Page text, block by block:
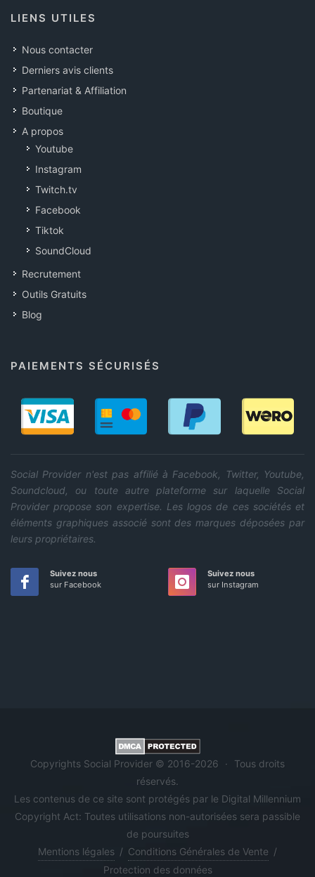
LIENS UTILES
Nous contacter
Derniers avis clients
Partenariat & Affiliation
Boutique
A propos
Youtube
Instagram
Twitch.tv
Facebook
Tiktok
SoundCloud
Recrutement
Outils Gratuits
Blog
PAIEMENTS SÉCURISÉS
Social Provider n'est pas affilié à Facebook, Twitter, Youtube,
Soundcloud, ou toute autre plateforme sur laquelle Social
Provider propose son expertise. Les logos de ces sociétés et
éléments graphiques associé sont des marques déposées par
leurs propriétaires.
Suivez nous
sur Facebook
Suivez nous
sur Instagram
Copyrights Social Provider © 2016-2026 ·
Tous droits
réservés.
Les contenus de ce site sont protégés par le Digital Millennium
Copyright Act: Toutes utilisations non-autorisées sera passible
de poursuites
Mentions légales / Conditions Générales de Vente /
Protection des données